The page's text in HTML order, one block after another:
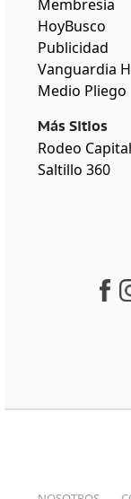
Membresía
HoyBusco
Publicidad
Vanguardia
Medio Pliego
Más Sitios
Rodeo Capital
Saltillo 360